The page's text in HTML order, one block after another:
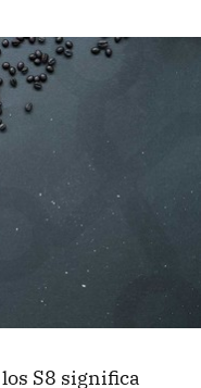
S8 significa